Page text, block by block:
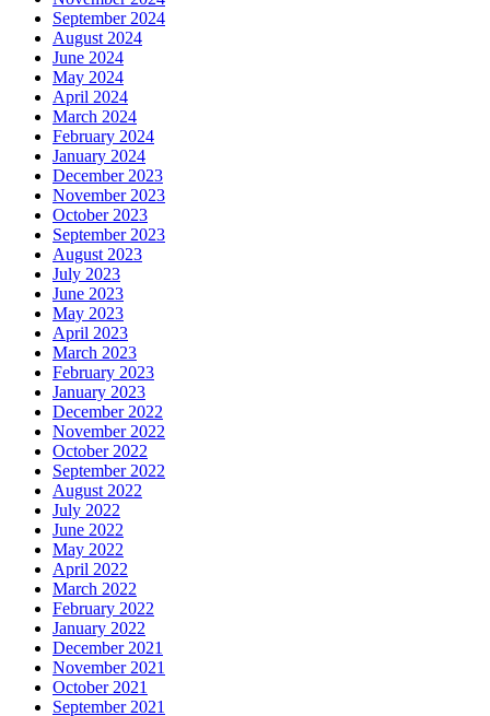
September 2024
August 2024
June 2024
May 2024
April 2024
March 2024
February 2024
January 2024
December 2023
November 2023
October 2023
September 2023
August 2023
July 2023
June 2023
May 2023
April 2023
March 2023
February 2023
January 2023
December 2022
November 2022
October 2022
September 2022
August 2022
July 2022
June 2022
May 2022
April 2022
March 2022
February 2022
January 2022
December 2021
November 2021
October 2021
September 2021